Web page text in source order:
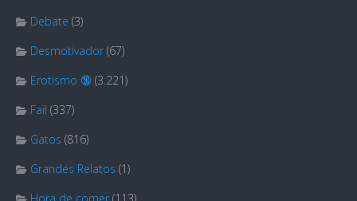
Debate (3)
Desmotivador (67)
Erotismo 🔞 (3.221)
Fail (337)
Gatos (816)
Grandes Relatos (1)
Hora de comer (113)